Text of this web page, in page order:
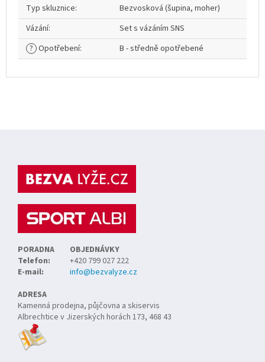
Typ skluznice:
Bezvosková (šupina, moher)
Vázání:
Set s vázáním SNS
? Opotřebení: B - středně opotřebené
PORADNA
OBJEDNÁVKY
Telefon:
+420 799 027 222
E-mail:
info@bezvalyze.cz
ADRESA
Kamenná prodejna, půjčovna a skiservis
Albrechtice v Jizerských horách 173, 468 43